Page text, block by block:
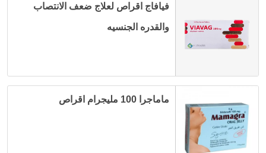
فيافاج اقراص لعلاج ضعف الانتصاب
والقدره الجنسيه
ماماجرا 100 مليجرام اقراص